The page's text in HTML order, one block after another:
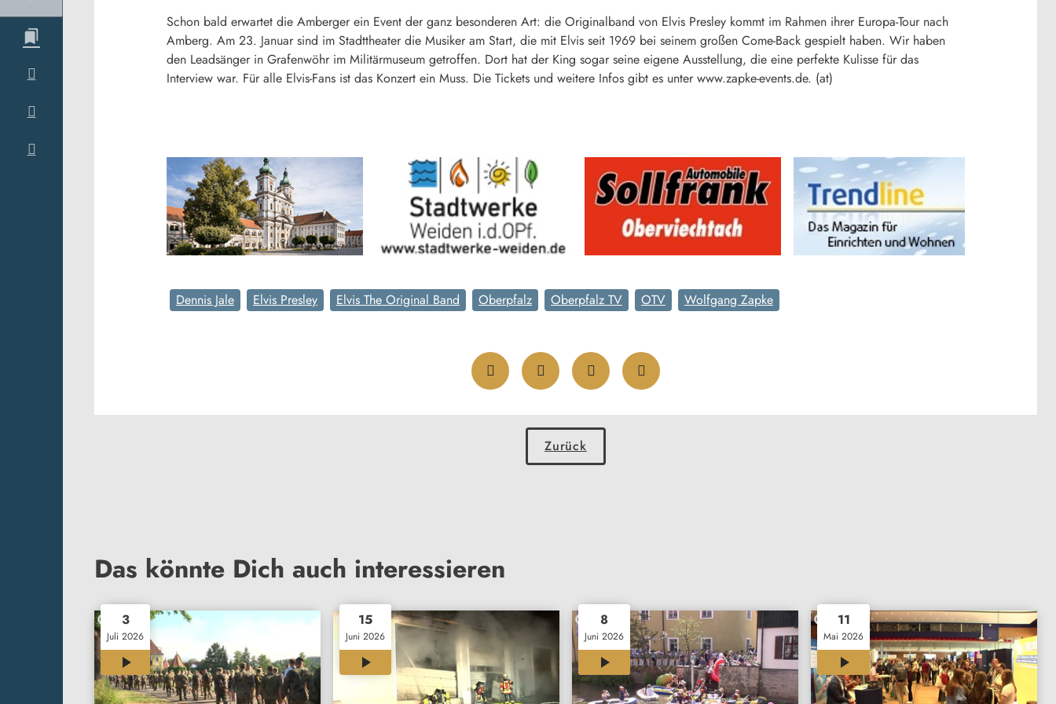
Schon bald erwartet die Amberger ein Event der ganz besonderen Art: die Originalband von Elvis Presley kommt im Rahmen ihrer Europa-Tour nach
Amberg. Am 23. Januar sind im Stadttheater die Musiker am Start, die mit Elvis seit 1969 bei seinem großen Come-Back gespielt haben. Wir haben
den Leadsänger in Grafenwöhr im Militärmuseum getroffen. Dort hat der King sogar seine eigene Ausstellung, die eine perfekte Kulisse für das
Interview war. Für alle Elvis-Fans ist das Konzert ein Muss. Die Tickets und weitere Infos gibt es unter www.zapke-events.de. (at)
Dennis Jale Elvis Presley Elvis The Original Band Oberpfalz Oberpfalz TV OTV Wolfgang Zapke
Zurück
Das könnte Dich auch interessieren
3
Juli 2026
00:35
15
Juni 2026
8
Juni 2026
01:46
11
Mai 2026
00:33